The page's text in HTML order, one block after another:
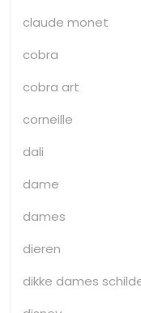
claude monet
cobra
cobra art
corneille
dali
dame
dames
dieren
dikke dames